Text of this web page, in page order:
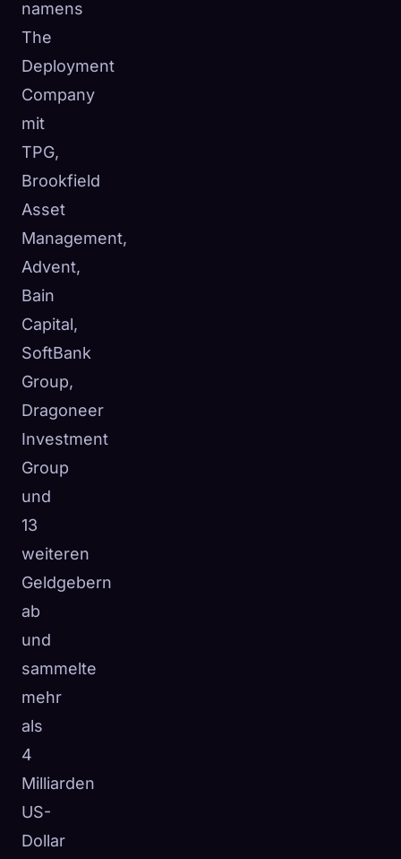
namens
The
Deployment
Company
mit
TPG,
Brookfield
Asset
Management,
Advent,
Bain
Capital,
SoftBank
Group,
Dragoneer
Investment
Group
und
13
weiteren
Geldgebern
ab
und
sammelte
mehr
als
4
Milliarden
US-
Dollar